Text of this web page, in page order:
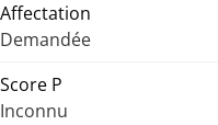
Affectation
Demandée
Score P
Inconnu